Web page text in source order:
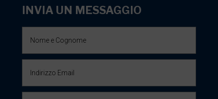
INVIA UN MESSAGGIO